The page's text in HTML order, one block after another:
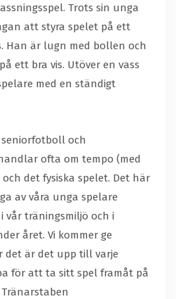
Trots sin unga
att styra spelet på ett
Han är lugn med bollen och
ett bra vis. Utöver en vass
med en ständigt
och
ofta om tempo (med
det fysiska spelet. Det här
av våra unga spelare
vår träningsmiljö och i
året. Vi kommer ge
är det upp till varje
för att ta sitt spel framåt på
Tränarstaben